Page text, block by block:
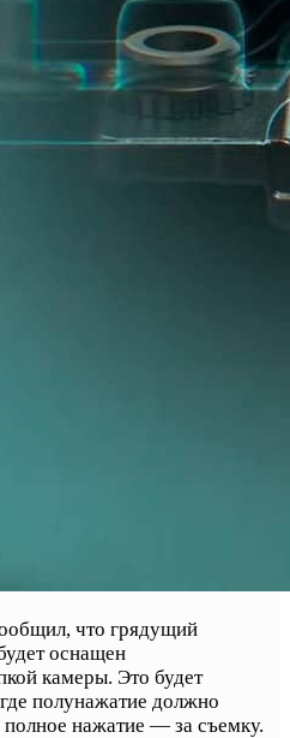
что грядущий
оснащен
камеры. Это будет
полунажатие должно
полное нажатие — за съемку.